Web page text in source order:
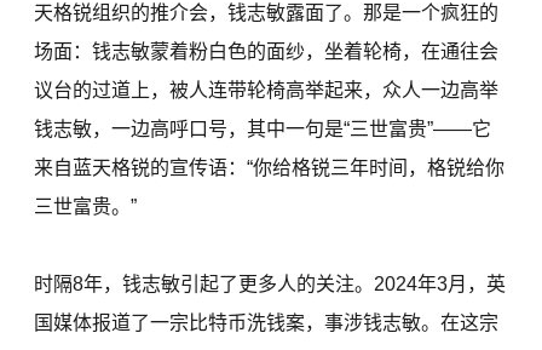
天格锐组织的推介会，钱志敏露面了。那是一个疯狂的
场面：钱志敏蒙着粉白色的面纱，坐着轮椅，在通往会
议台的过道上，被人连带轮椅高举起来，众人一边高举
钱志敏，一边高呼口号，其中一句是“三世富贵”——它
来自蓝天格锐的宣传语：“你给格锐三年时间，格锐给你
三世富贵。”
时隔8年，钱志敏引起了更多人的关注。2024年3月，英
国媒体报道了一宗比特币洗钱案，事涉钱志敏。在这宗